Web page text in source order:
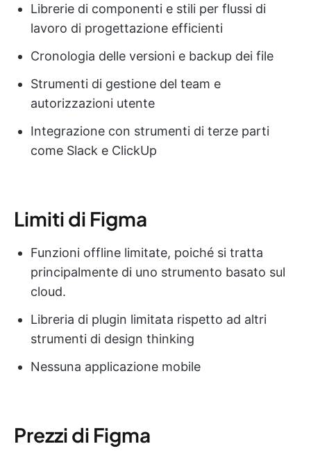
Librerie di componenti e stili per flussi di
lavoro di progettazione efficienti
Cronologia delle versioni e backup dei file
Strumenti di gestione del team e
autorizzazioni utente
Integrazione con strumenti di terze parti
come Slack e ClickUp
Limiti di Figma
Funzioni offline limitate, poiché si tratta
principalmente di uno strumento basato sul
cloud.
Libreria di plugin limitata rispetto ad altri
strumenti di design thinking
Nessuna applicazione mobile
Prezzi di Figma